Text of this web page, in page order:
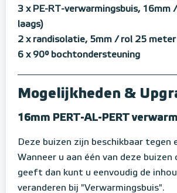
3 x PE-RT-verwarmingsbuis, 16mm
laags)
2 x randisolatie, 5mm / rol 25 meter
6 x 90° bochtondersteuning
Mogelijkheden &
16mm PERT-AL-PERT
Deze buizen zijn beschikbaar tegen
Wanneer u aan één van deze buizen
geeft dan kunt u eenvoudig de
veranderen bij "Verwarmingsbuis".